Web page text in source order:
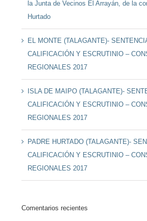
la Junta de Vecinos El Arrayán, de la
Hurtado
EL MONTE (TALAGANTE)-
CALIFICACIÓN Y ESCRUTINIO –
REGIONALES 2017
ISLA DE MAIPO (TALAGANTE)-
CALIFICACIÓN Y ESCRUTINIO –
REGIONALES 2017
PADRE HURTADO (TALAGANTE)-
CALIFICACIÓN Y ESCRUTINIO –
REGIONALES 2017
Comentarios recientes